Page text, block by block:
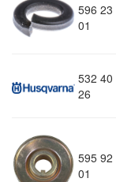
596 23
01
532 40
26
595 92
01